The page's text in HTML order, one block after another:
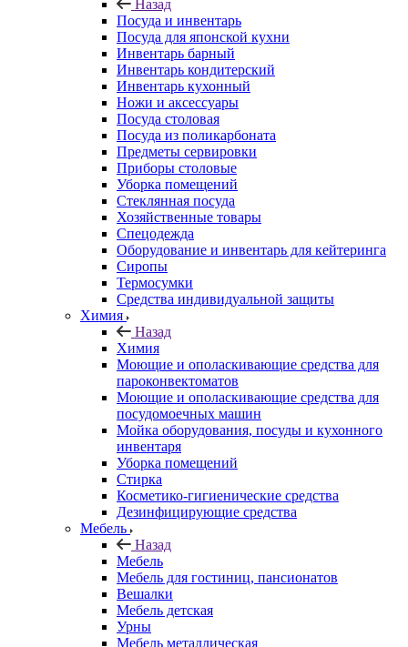
Назад
Посуда и инвентарь
Посуда для японской кухни
Инвентарь барный
Инвентарь кондитерский
Инвентарь кухонный
Ножи и аксессуары
Посуда столовая
Посуда из поликарбоната
Предметы сервировки
Приборы столовые
Уборка помещений
Стеклянная посуда
Хозяйственные товары
Спецодежда
Оборудование и инвентарь для кейтеринга
Сиропы
Термосумки
Средства индивидуальной защиты
Химия
Назад
Химия
Моющие и ополаскивающие средства для
пароконвектоматов
Моющие и ополаскивающие средства для
посудомоечных машин
Мойка оборудования, посуды и кухонного
инвентаря
Уборка помещений
Стирка
Косметико-гигиенические средства
Дезинфицирующие средства
Мебель
Назад
Мебель
Мебель для гостиниц, пансионатов
Вешалки
Мебель детская
Урны
Мебель металлическая